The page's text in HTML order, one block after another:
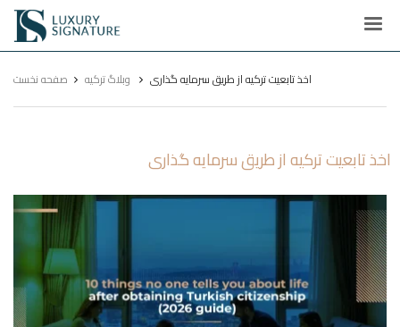
Luxury
Signature
صفحه نخست اخذ تابعیت ترکیه از طریق سرمایه گذاری
اخذ تابعیت ترکیه از طریق سرمایه گذاری